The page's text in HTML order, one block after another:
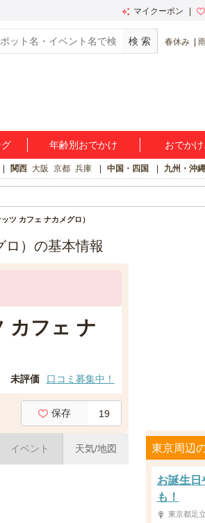
マイクーポン
春休み
年齢別おでかけ おでか
関西 大阪 京都 兵庫 中国・四国 九州・沖縄
ツ カフェ ナカメグロ）
ロ）の基本情報
カフェ ナ
未評価 口コミ募集中！
保存 19
イベント 天気/地図 東京周辺
お誕生日
も！
東京都足